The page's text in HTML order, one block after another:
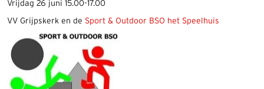
Vrijdag 26 juni 15.00-17.00
VV Grijpskerk en de Sport & Outdoor BSO het Speelhuis